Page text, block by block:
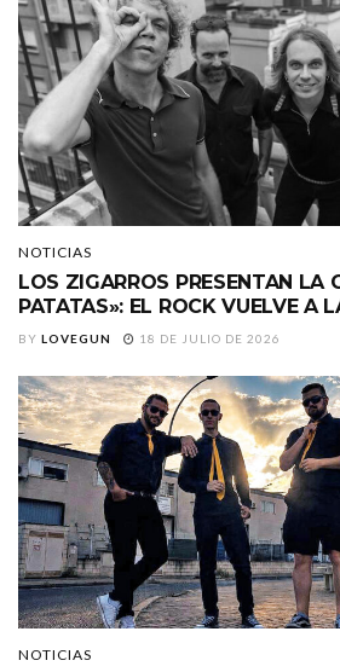
NOTICIAS
LOS ZIGARROS PRESENTAN LA
PATATAS»: EL ROCK VUELVE A
BY LOVEGUN 18 DE JULIO DE 2026
NOTICIAS